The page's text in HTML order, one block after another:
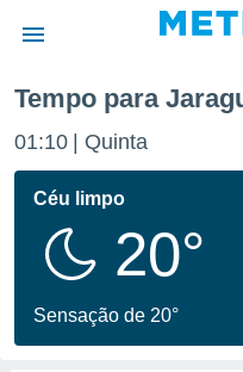
da
foi
fornecidas
a este
das
Tempo para
01:10 Quinta
Céu limpo
20°
Sensação de 20°